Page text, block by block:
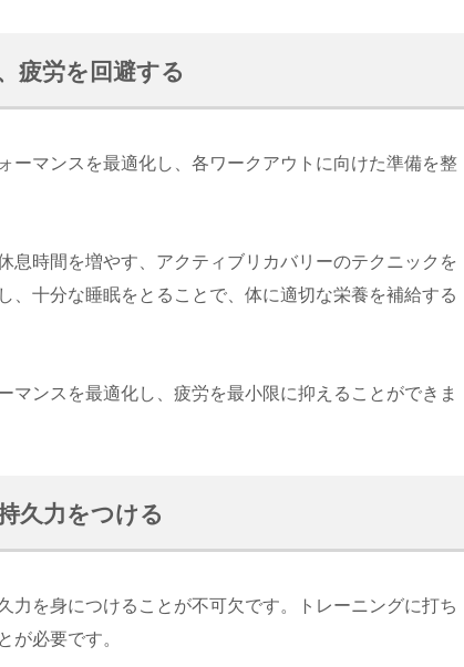
疲労を回避する
ーマンスを最適化し、各ワークアウトに向けた準備を整
息時間を増やす、アクティブリカバリーのテクニックを
、十分な睡眠をとることで、体に適切な栄養を補給する
マンスを最適化し、疲労を最小限に抑えることができま
久力をつける
力を身につけることが不可欠です。トレーニングに打ち
が必要です。